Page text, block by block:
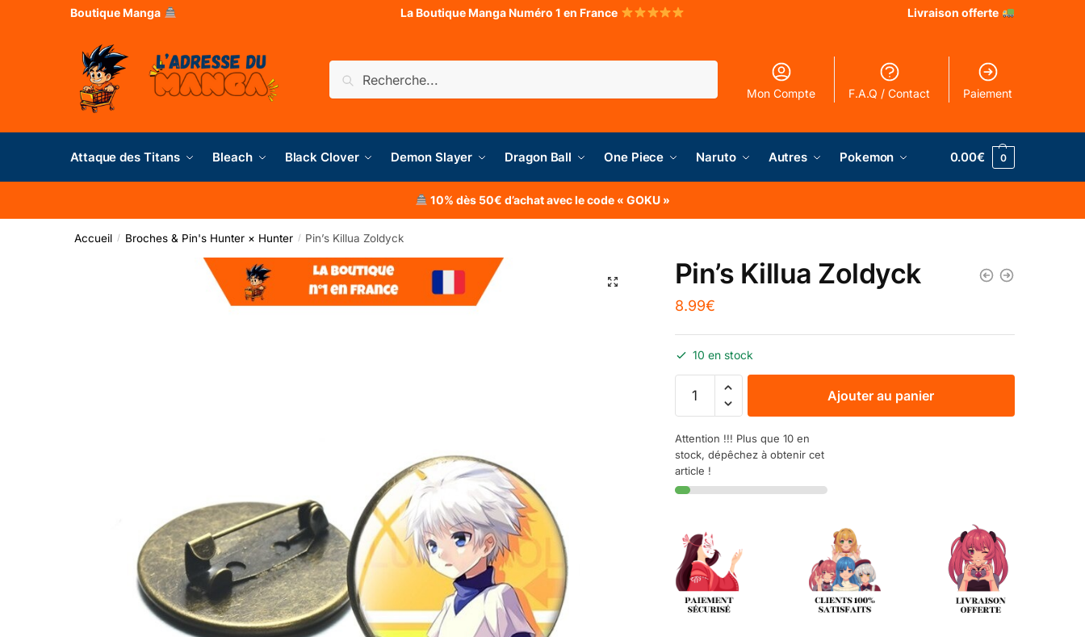
Boutique Manga La Boutique Manga Numéro 1 en France Livraison offerte
Mon Compte F.A.Q / Contact Paiement
Attaque des Titans Bleach Black Clover Demon Slayer Dragon Ball One Piece Naruto Autres Pokemon 0.00€ 0
10% dès 50€ d’achat avec le code « GOKU »
Accueil / Broches & Pin's Hunter × Hunter / Pin’s Killua Zoldyck
Pin’s Killua Zoldyck
8.99€
10 en stock
Ajouter au panier
Attention !!! Plus que 10 en
stock, dépêchez à obtenir cet
article !